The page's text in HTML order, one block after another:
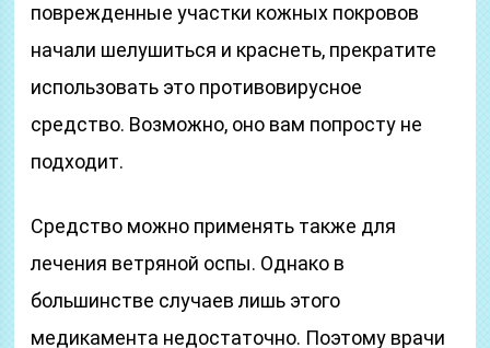
поврежденные участки кожных покровов
начали шелушиться и краснеть, прекратите
использовать это противовирусное
средство. Возможно, оно вам попросту не
подходит.
Средство можно применять также для
лечения ветряной оспы. Однако в
большинстве случаев лишь этого
медикамента недостаточно. Поэтому врачи